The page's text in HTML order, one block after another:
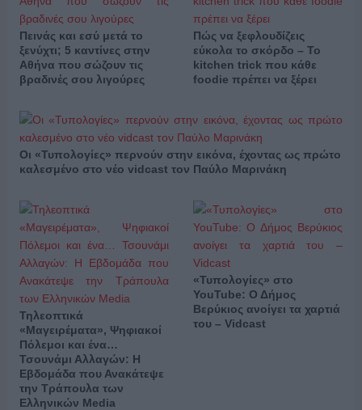
Πεινάς και εσύ μετά το
ξενύχτι; 5 καντίνες στην
Αθήνα που σώζουν τις
βραδινές σου λιγούρες
Πώς να ξεφλουδίζεις
εύκολα το σκόρδο – Το
kitchen trick που κάθε
foodie πρέπει να ξέρει
Οι «Τυπολογίες» περνούν στην εικόνα, έχοντας ως πρώτο
καλεσμένο στο νέο vidcast τον Παύλο Μαρινάκη
Τηλεοπτικά
«Μαγειρέματα», Ψηφιακοί
Πόλεμοι και ένα…
Τσουνάμι Αλλαγών: Η
Εβδομάδα που Ανακάτεψε
την Τράπουλα των
Ελληνικών Media
«Τυπολογίες» στο
YouTube: Ο Δήμος
Βερύκιος ανοίγει τα χαρτιά
του – Vidcast